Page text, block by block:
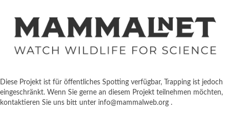
Diese Projekt ist für öffentliches Spotting verfügbar, Trapping ist jedoch
eingeschränkt. Wenn Sie gerne an diesem Projekt teilnehmen möchten,
kontaktieren Sie uns bitt unter info@mammalweb.org .